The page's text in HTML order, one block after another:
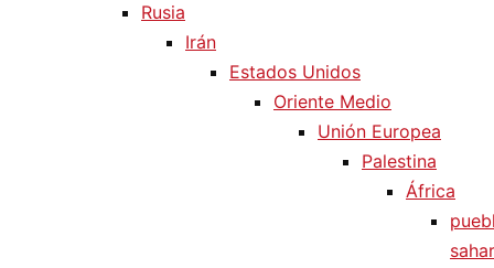
Rusia
Irán
Estados Unidos
Oriente Medio
Unión Europea
Palestina
África